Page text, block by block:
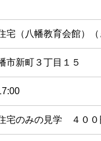
宅（八幡教育会館）
市新町３丁目１５
宅のみの見学 ４００